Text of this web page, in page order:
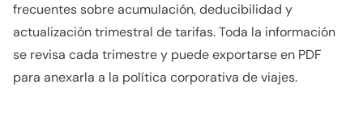
frecuentes sobre acumulación, deducibilidad y
actualización trimestral de tarifas. Toda la información
se revisa cada trimestre y puede exportarse en PDF
para anexarla a la política corporativa de viajes.